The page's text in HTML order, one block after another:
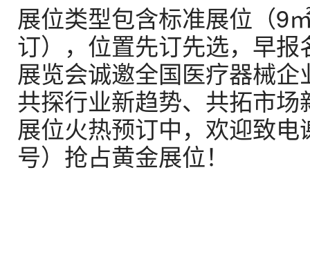
展位类型包含标准展位（9
订），位置先订先选，早
展览会诚邀全国医疗器械
共探行业新趋势、共拓市场
展位火热预订中，欢迎致
号）抢占黄金展位！